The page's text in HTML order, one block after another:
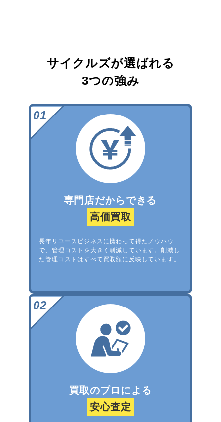
サイクルズが選ばれる
3つの強み
専門店だからできる
高価買取
長年リユースビジネスに携わって得たノウハウ
で、管理コストを大きく削減しています。削減し
た管理コストはすべて買取額に反映しています。
買取のプロによる
安心査定